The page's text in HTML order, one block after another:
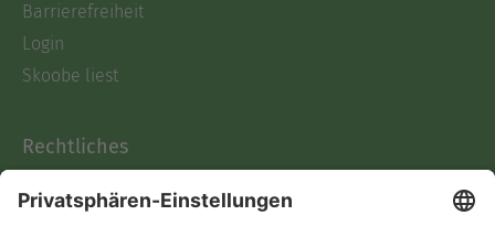
Barrierefreiheit
Login
Skoobe liest
Rechtliches
AGB